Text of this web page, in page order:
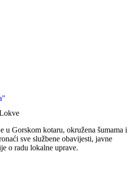
u Gorskom kotaru, okružena šumama i
sve službene obavijesti, javne
o radu lokalne uprave.